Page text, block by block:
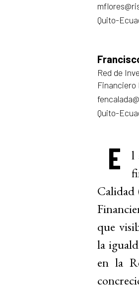
Quito-
Red de
Quito-
E
l
Calidad
que
la
en la